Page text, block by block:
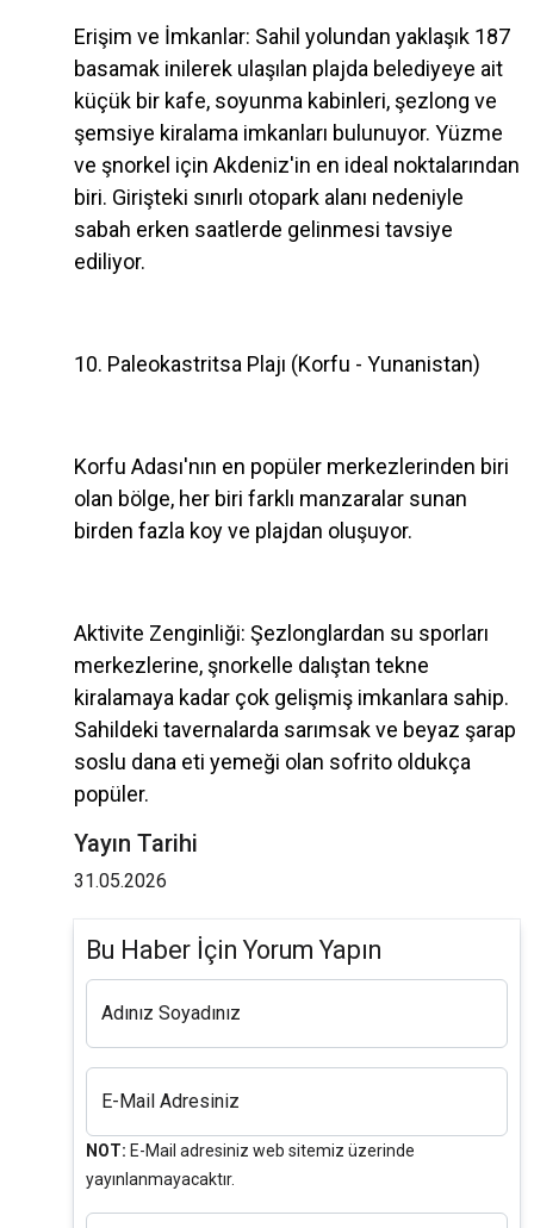
Erişim ve İmkanlar: Sahil yolundan yaklaşık 187
basamak inilerek ulaşılan plajda belediyeye ait
küçük bir kafe, soyunma kabinleri, şezlong ve
şemsiye kiralama imkanları bulunuyor. Yüzme
ve şnorkel için Akdeniz'in en ideal noktalarından
biri. Girişteki sınırlı otopark alanı nedeniyle
sabah erken saatlerde gelinmesi tavsiye
ediliyor.
10. Paleokastritsa Plajı (Korfu - Yunanistan)
Korfu Adası'nın en popüler merkezlerinden biri
olan bölge, her biri farklı manzaralar sunan
birden fazla koy ve plajdan oluşuyor.
Aktivite Zenginliği: Şezlonglardan su sporları
merkezlerine, şnorkelle dalıştan tekne
kiralamaya kadar çok gelişmiş imkanlara sahip.
Sahildeki tavernalarda sarımsak ve beyaz şarap
soslu dana eti yemeği olan sofrito oldukça
popüler.
Yayın Tarihi
31.05.2026
Bu Haber İçin Yorum Yapın
Adınız Soyadınız
E-Mail Adresiniz
NOT: E-Mail adresiniz web sitemiz üzerinde
yayınlanmayacaktır.